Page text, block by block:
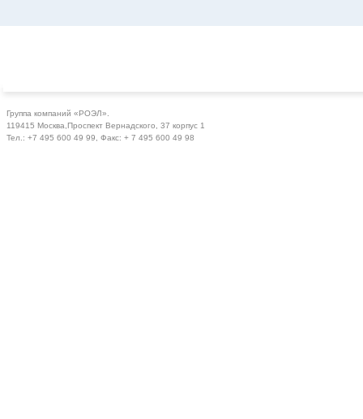
Группа компаний «РОЭЛ».
119415 Москва,Проспект Вернадского, 37 корпус 1
Тел.: +7 495 600 49 99, Факс: + 7 495 600 49 98